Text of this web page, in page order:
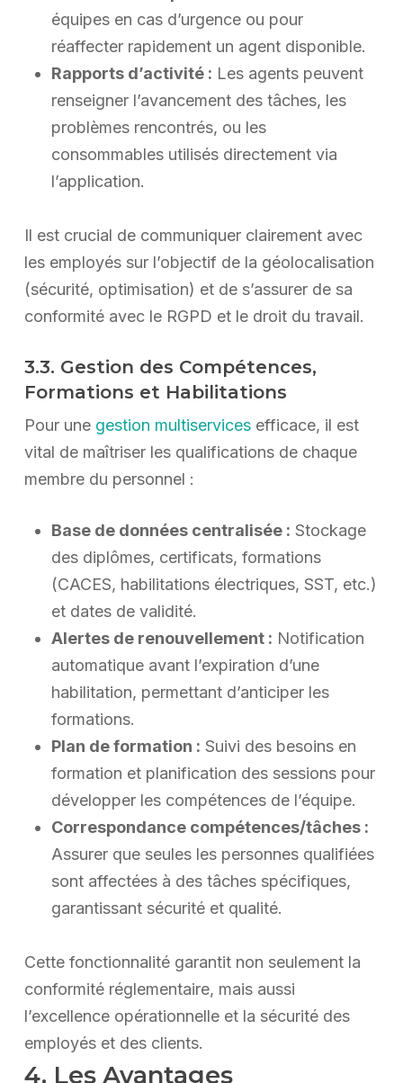
équipes en cas d’urgence ou pour
réaffecter rapidement un agent disponible.
Rapports d’activité : Les agents peuvent
renseigner l’avancement des tâches, les
problèmes rencontrés, ou les
consommables utilisés directement via
l’application.
Il est crucial de communiquer clairement avec
les employés sur l’objectif de la géolocalisation
(sécurité, optimisation) et de s’assurer de sa
conformité avec le RGPD et le droit du travail.
3.3. Gestion des Compétences,
Formations et Habilitations
Pour une gestion multiservicesefficace, il est
vital de maîtriser les qualifications de chaque
membre du personnel :
Base de données centralisée : Stockage
des diplômes, certificats, formations
(CACES, habilitations électriques, SST, etc.)
et dates de validité.
Alertes de renouvellement : Notification
automatique avant l’expiration d’une
habilitation, permettant d’anticiper les
formations.
Plan de formation : Suivi des besoins en
formation et planification des sessions pour
développer les compétences de l’équipe.
Correspondance compétences/tâches :
Assurer que seules les personnes qualifiées
sont affectées à des tâches spécifiques,
garantissant sécurité et qualité.
Cette fonctionnalité garantit non seulement la
conformité réglementaire, mais aussi
l’excellence opérationnelle et la sécurité des
employés et des clients.
4. Les Avantages